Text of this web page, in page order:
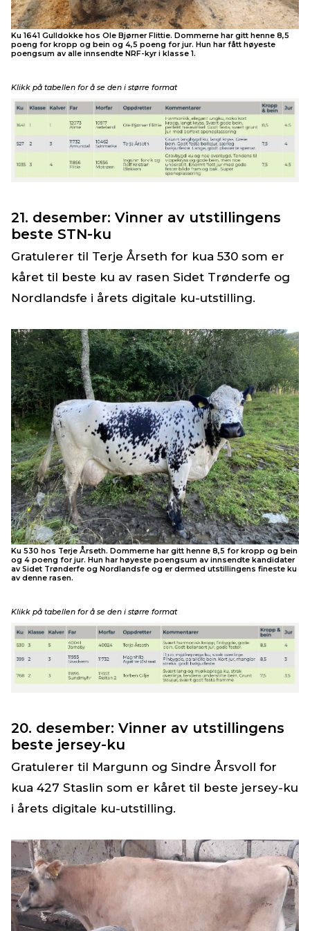
Ku 1641 Gulldokke hos Ole Bjørner Flittie. Dommerne har gitt henne 8,5
poeng for kropp og bein og 4,5 poeng for jur. Hun har fått høyeste
poengsum av alle innsendte NRF-kyr i klasse 1.
Klikk på tabellen for å se den i større format
21. desember: Vinner av utstillingens
beste STN-ku
Gratulerer til Terje Årseth for kua 530 som er
kåret til beste ku av rasen Sidet Trønderfe og
Nordlandsfe i årets digitale ku-utstilling.
Ku 530 hos Terje Årseth. Dommerne har gitt henne 8,5 for kropp og bein
og 4 poeng for jur. Hun har høyeste poengsum av innsendte kandidater
av Sidet Trønderfe og Nordlandsfe og er dermed utstillingens fineste ku
av denne rasen.
Klikk på tabellen for å se den i større format
20. desember: Vinner av utstillingens
beste jersey-ku
Gratulerer til Margunn og Sindre Årsvoll for
kua 427 Staslin som er kåret til beste jersey-ku
i årets digitale ku-utstilling.